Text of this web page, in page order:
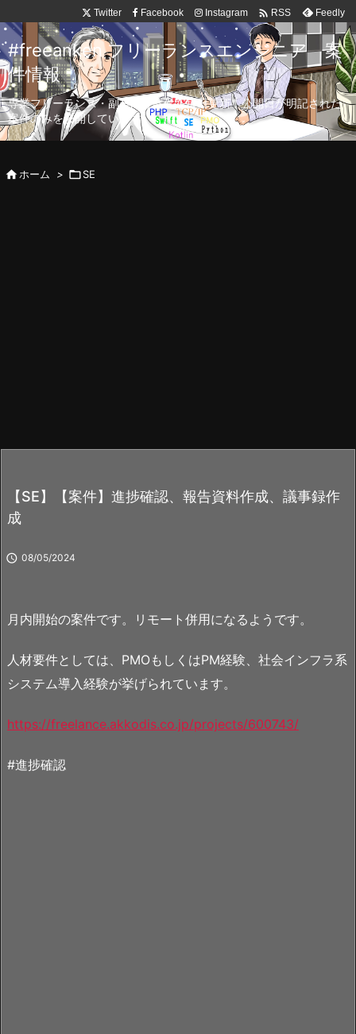
Twitter Facebook Instagram  RSS Feedly
#freeanken フリーランスエンジニア 案
件情報
専業フリーランス・副業向け案件を毎日更新！公開日が明記された
案件のみを公開しています。
ホーム > SE
【SE】【案件】進捗確認、報告資料作成、議事録作
成
 08/05/2024
月内開始の案件です。リモート併用になるようです。
人材要件としては、PMOもしくはPM経験、社会インフラ系
システム導入経験が挙げられています。
https://freelance.akkodis.co.jp/projects/600743/
#進捗確認